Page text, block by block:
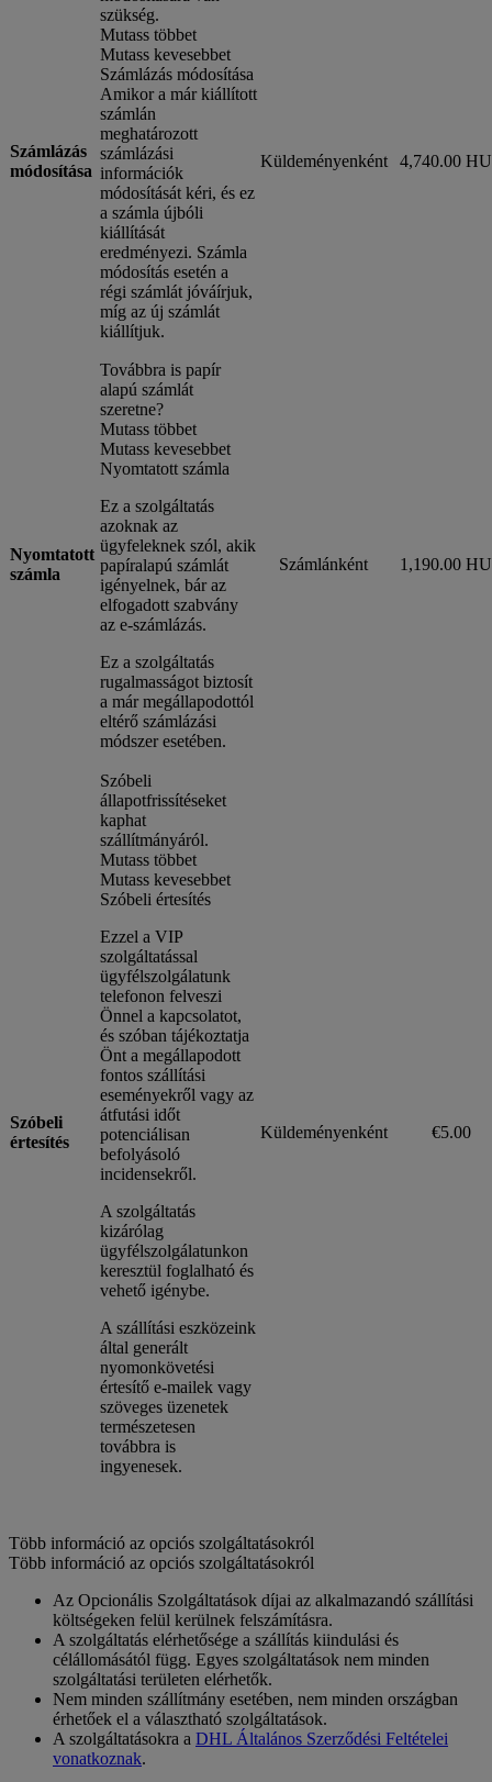
Számlázás
módosítása
szükség.
Mutass többet
Mutass kevesebbet
Számlázás módosítása
Amikor a már kiállított
számlán
meghatározott
számlázási
információk
módosítását kéri, és ez
a számla újbóli
kiállítását
eredményezi. Számla
módosítás esetén a
régi számlát jóváírjuk,
míg az új számlát
kiállítjuk.
Küldeményenként 4,740.00
Nyomtatott
számla
Továbbra is papír
alapú számlát
szeretne?
Mutass többet
Mutass kevesebbet
Nyomtatott számla
Ez a szolgáltatás
azoknak az
ügyfeleknek szól, akik
papíralapú számlát
igényelnek, bár az
elfogadott szabvány
az e-számlázás.
Ez a szolgáltatás
rugalmasságot biztosít
a már megállapodottól
eltérő számlázási
módszer esetében.
Számlánként 1,190.00
Szóbeli
értesítés
Szóbeli
állapotfrissítéseket
kaphat
szállítmányáról.
Mutass többet
Mutass kevesebbet
Szóbeli értesítés
Ezzel a VIP
szolgáltatással
ügyfélszolgálatunk
telefonon felveszi
Önnel a kapcsolatot,
és szóban tájékoztatja
Önt a megállapodott
fontos szállítási
eseményekről vagy az
átfutási időt
potenciálisan
befolyásoló
incidensekről.
A szolgáltatás
kizárólag
ügyfélszolgálatunkon
keresztül foglalható és
vehető igénybe.
A szállítási eszközeink
által generált
nyomonkövetési
értesítő e-mailek vagy
szöveges üzenetek
természetesen
továbbra is
ingyenesek.
Küldeményenként €5.00
Több információ az opciós szolgáltatásokról
Több információ az opciós szolgáltatásokról
Az Opcionális Szolgáltatások díjai az alkalmazandó szállítási
költségeken felül kerülnek felszámításra.
A szolgáltatás elérhetősége a szállítás kiindulási és
célállomásától függ. Egyes szolgáltatások nem minden
szolgáltatási területen elérhetők.
Nem minden szállítmány esetében, nem minden országban
érhetőek el a választható szolgáltatások.
A szolgáltatásokra a DHL Általános Szerződési Feltételei
vonatkoznak.